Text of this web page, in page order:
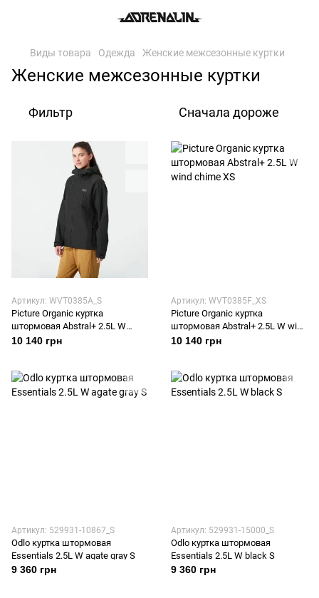
Виды товара Одежда Женские межсезонные куртки
Женские межсезонные куртки
Фильтр Сначала дороже
Артикул: WVT0385A_S
Picture Organic куртка
штормовая Abstral+ 2.5L W
black S
10 140 грн
Артикул: WVT0385F_XS
Picture Organic куртка
штормовая Abstral+ 2.5L W wind
chime XS
10 140 грн
Артикул: 529931-10867_S
Odlo куртка штормовая
Essentials 2.5L W agate gray S
9 360 грн
Артикул: 529931-15000_S
Odlo куртка штормовая
Essentials 2.5L W black S
9 360 грн